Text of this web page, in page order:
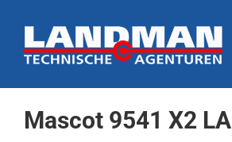
naar
inhoud
Mascot 9541 X2 LA